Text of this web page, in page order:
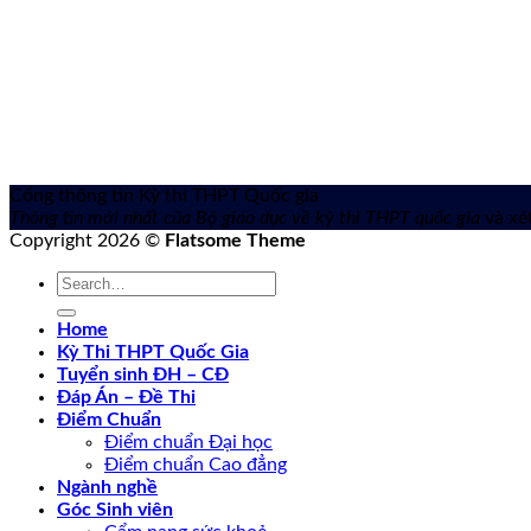
Cổng thông tin Kỳ thi THPT Quốc gia
Thông tin mới nhất của Bộ giáo dục về kỳ thi THPT quốc gia và
Copyright 2026 © Flatsome Theme
Home
Kỳ Thi THPT Quốc Gia
Tuyển sinh ĐH – CĐ
Đáp Án – Đề Thi
Điểm Chuẩn
Điểm chuẩn Đại học
Điểm chuẩn Cao đẳng
Ngành nghề
Góc Sinh viên